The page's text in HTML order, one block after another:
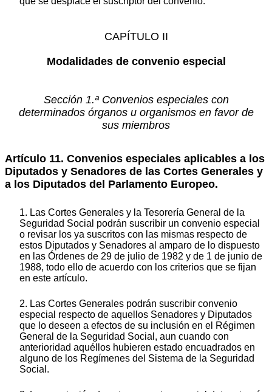
CAPÍTULO II
Modalidades de convenio especial
Sección 1.ª Convenios especiales con
determinados órganos u organismos en favor de
sus miembros
Artículo 11. Convenios especiales aplicables a los
Diputados y Senadores de las Cortes Generales y
a los Diputados del Parlamento Europeo.
1. Las Cortes Generales y la Tesorería General de la
Seguridad Social podrán suscribir un convenio especial
o revisar los ya suscritos con las mismas respecto de
estos Diputados y Senadores al amparo de lo dispuesto
en las Órdenes de 29 de julio de 1982 y de 1 de junio de
1988, todo ello de acuerdo con los criterios que se fijan
en este artículo.
2. Las Cortes Generales podrán suscribir convenio
especial respecto de aquellos Senadores y Diputados
que lo deseen a efectos de su inclusión en el Régimen
General de la Seguridad Social, aun cuando con
anterioridad aquéllos hubieren estado encuadrados en
alguno de los Regímenes del Sistema de la Seguridad
Social.